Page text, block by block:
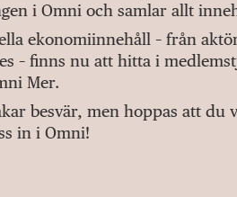
i Omni och samlar allt
ekonomiinnehåll – från
– finns nu att hitta i
Mer.
besvär, men hoppas att du
in i Omni!